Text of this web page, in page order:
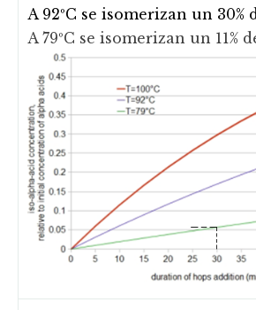
A 92ºC se isomerizan un 30%
A 79ºC se isomerizan un 11%